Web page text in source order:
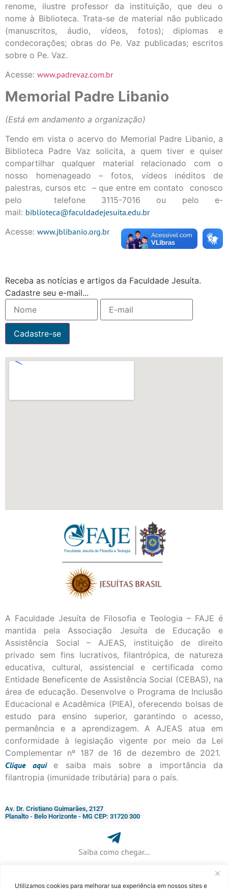
Utilizamos cookies para melhorar sua experiência em nossos sites e
renome, ilustre professor da instituição, que deu o
nome à Biblioteca. Trata-se de material não publicado
(manuscritos, áudio, vídeos, fotos); diplomas e
condecorações; obras do Pe. Vaz publicadas; escritos
sobre o Pe. Vaz.
Acesse: www.padrevaz.com.br
Memorial Padre Libanio
(Está em andamento a organização)
Tendo em vista o acervo do Memorial Padre Libanio, a
Biblioteca Padre Vaz solicita, a quem tiver e quiser
compartilhar qualquer material relacionado com o
nosso homenageado – fotos, vídeos inéditos de
palestras, cursos etc – que entre em contato conosco
pelo telefone 3115-7016 ou pelo e-
mail: biblioteca@faculdadejesuita.edu.br
Acesse: www.jblibanio.org.br
Receba as notícias e artigos da Faculdade Jesuíta.
Cadastre seu e-mail...
A Faculdade Jesuíta de Filosofia e Teologia – FAJE é
mantida pela Associação Jesuíta de Educação e
Assistência Social – AJEAS, instituição de direito
privado sem fins lucrativos, filantrópica, de natureza
educativa, cultural, assistencial e certificada como
Entidade Beneficente de Assistência Social (CEBAS), na
área de educação. Desenvolve o Programa de Inclusão
Educacional e Acadêmica (PIEA), oferecendo bolsas de
estudo para ensino superior, garantindo o acesso,
permanência e a aprendizagem. A AJEAS atua em
conformidade à legislação vigente por meio da Lei
Complementar nº 187 de 16 de dezembro de 2021.
Cliqueaqui
e saiba mais sobre a importância da
filantropia (imunidade tributária) para o país.
Av. Dr. Cristiano Guimarães, 2127
Planalto - Belo Horizonte - MG CEP: 31720 300
Saiba como chegar...